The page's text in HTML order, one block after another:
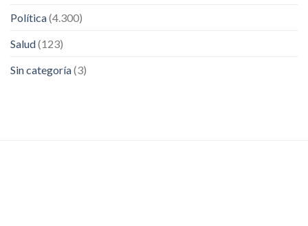
Política(4.300)
Salud(123)
Sin categoría(3)